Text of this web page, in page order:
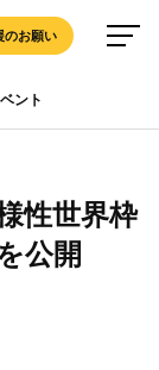
のお願い
ント
性世界枠
公開